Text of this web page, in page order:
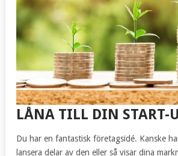
LÅNA TILL DIN START-
Du har en fantastisk företagsidé. Kanske
lansera delar av den eller så visar dina